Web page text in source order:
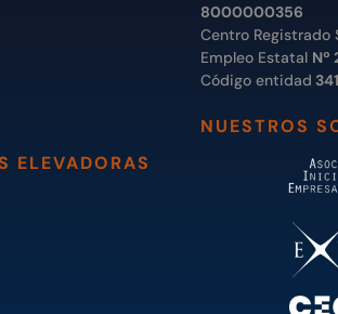
ELEVADORAS
8000000356
Centro Registrado
Empleo Estatal Nº
Código entidad
NUESTROS